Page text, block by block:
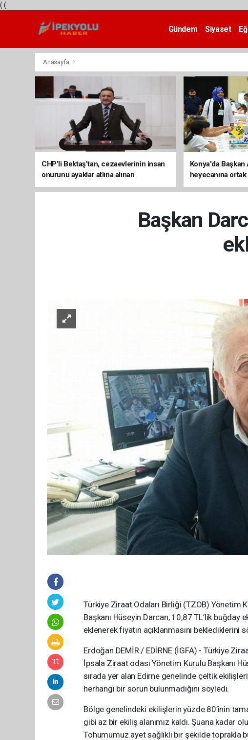
( (
Gündem Siyaset
Anasayfa
CHP’li Bektaş’tan, cezaevlerinin insan
onurunu ayaklar atlına alınan
mekânlara dönüşmesine tepki
Konya'da
heyecanına
Başkan
Türkiye Ziraat Odaları Birliği (TZOB) Yönetim
Başkanı Hüseyin Darcan, 10,87 TL’lik
eklenerek fiyatın açıklanmasını beklediklerini
Erdoğan DEMİR / EDİRNE (İGFA) - Türkiye
İpsala Ziraat odası Yönetim Kurulu Başkanı
sırada yer alan Edirne genelinde çeltik
herhangi bir sorun bulunmadığını söyledi.
Bölge genelindeki ekilişlerin yüzde 80’inin
gibi az bir ekiliş alanımız kaldı. Şuana kadar
Tohumumuz ayet sağlıklı bir şekilde toprakla